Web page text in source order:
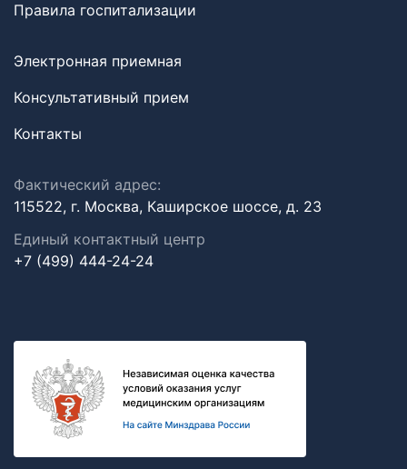
Правила госпитализации
Электронная приемная
Консультативный прием
Контакты
Фактический адрес:
115522, г. Москва, Каширское шоссе, д. 23
Единый контактный центр
+7 (499) 444-24-24